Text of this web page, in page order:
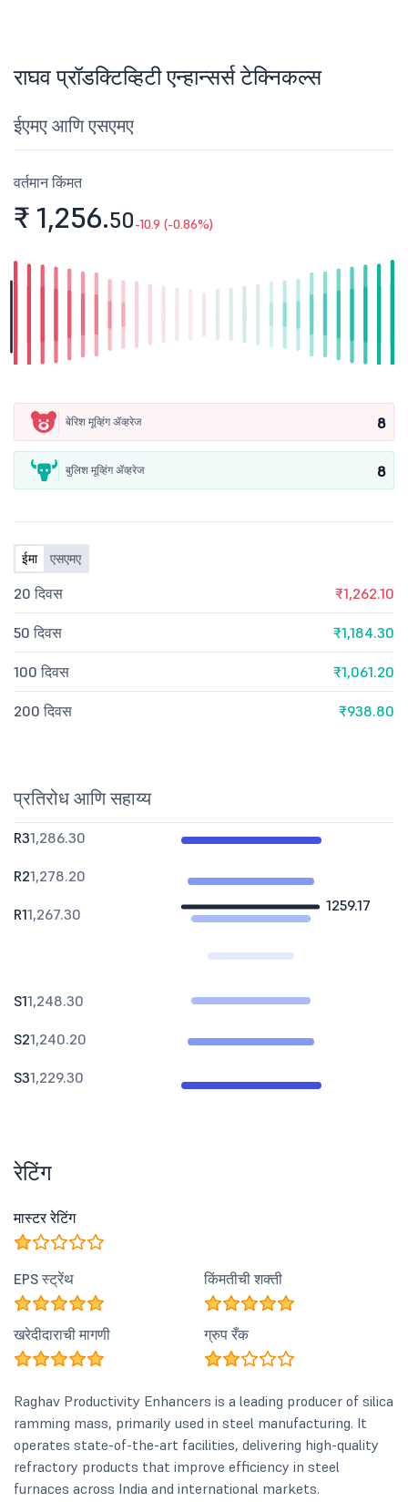
राघव प्रॉडक्टिव्हिटी एन्हान्सर्स टेक्निकल्स
ईएमए आणि एसएमए
वर्तमान किंमत
₹ 1,256.50-10.9 (-0.86%)
बेरिश मूव्हिंग ॲव्हरेज 8
बुलिश मूव्हिंग ॲव्हरेज 8
ईमा एसएमए
20 दिवस ₹1,262.10
50 दिवस ₹1,184.30
100 दिवस ₹1,061.20
200 दिवस ₹938.80
प्रतिरोध आणि सहाय्य
1259.17
R31,286.30
R21,278.20
R11,267.30
S11,248.30
S21,240.20
S31,229.30
रेटिंग
मास्टर रेटिंग
EPS स्ट्रेंथ किंमतीची शक्ती
खरेदीदाराची मागणी ग्रुप रँक
Raghav Productivity Enhancers is a leading producer of silica
ramming mass, primarily used in steel manufacturing. It
operates state-of-the-art facilities, delivering high-quality
refractory products that improve efficiency in steel
furnaces across India and international markets.